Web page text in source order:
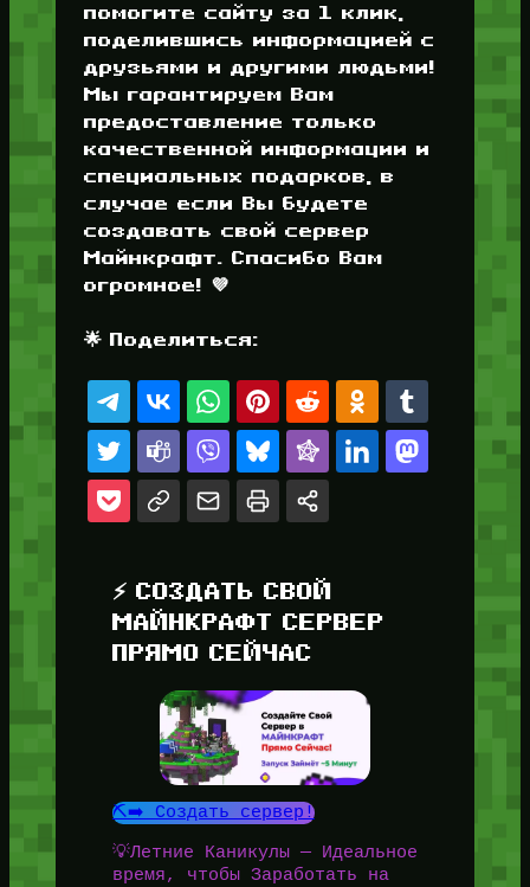
помогите сайту за 1 клик,
поделившись информацией с
друзьями и другими людьми!
Мы гарантируем Вам
предоставление только
качественной информации и
специальных подарков, в
случае если Вы будете
создавать свой сервер
Майнкрафт. Спасибо Вам
огромное! 💜
🌟 Поделиться:
⚡ СОЗДАТЬ СВОЙ
МАЙНКРАФТ СЕРВЕР
ПРЯМО СЕЙЧАС
⛏️➡️ Создать сервер!
💡Летние Каникулы — Идеальное
время, чтобы Заработать на